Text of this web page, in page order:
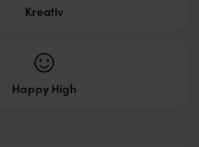
Kreativ
Happy High